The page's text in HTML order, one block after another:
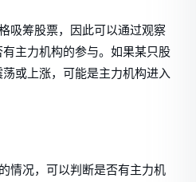
吸筹股票，因此可以通过观察
主力机构的参与。如果某只股
或上涨，可能是主力机构进入
情况，可以判断是否有主力机